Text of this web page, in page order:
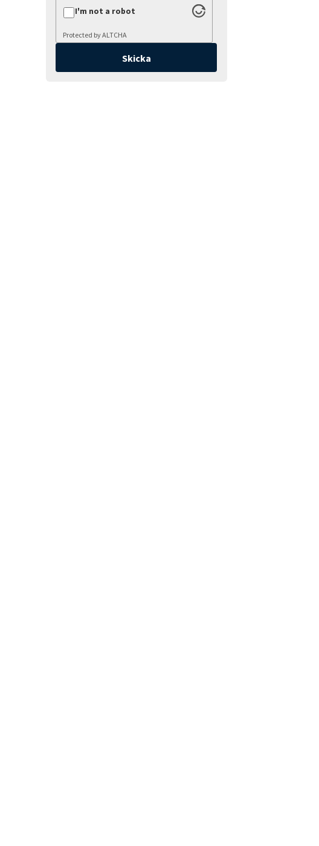
I'm not a robot
Protected byALTCHA